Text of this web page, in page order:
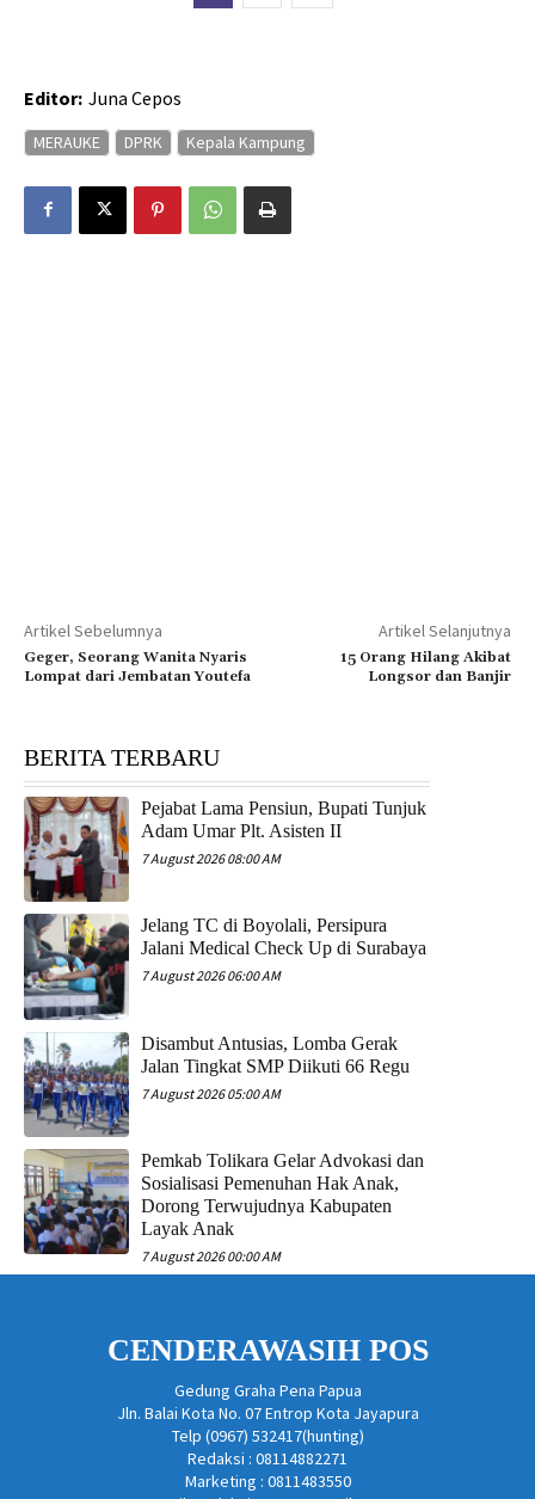
Editor: Juna Cepos
MERAUKE DPRK Kepala Kampung
Artikel Sebelumnya
Geger, Seorang Wanita Nyaris
Lompat dari Jembatan Youtefa
Artikel Selanjutnya
15 Orang Hilang Akibat
Longsor dan Banjir
BERITA TERBARU
Pejabat Lama Pensiun, Bupati Tunjuk
Adam Umar Plt. Asisten II
7 August 2026 08:00 AM
Jelang TC di Boyolali, Persipura
Jalani Medical Check Up di Surabaya
7 August 2026 06:00 AM
Disambut Antusias, Lomba Gerak
Jalan Tingkat SMP Diikuti 66 Regu
7 August 2026 05:00 AM
Pemkab Tolikara Gelar Advokasi dan
Sosialisasi Pemenuhan Hak Anak,
Dorong Terwujudnya Kabupaten
Layak Anak
7 August 2026 00:00 AM
CENDERAWASIH POS
Gedung Graha Pena Papua
Jln. Balai Kota No. 07 Entrop Kota Jayapura
Telp (0967) 532417(hunting)
Redaksi : 08114882271
Marketing : 0811483550